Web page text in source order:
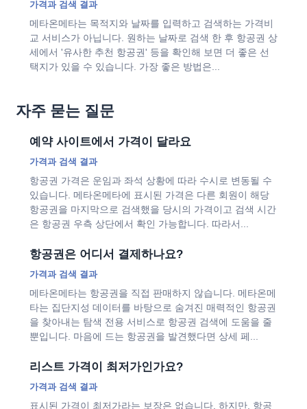
가격과 검색 결과
메타온메타는 목적지와 날짜를 입력하고 검색하는 가격비
교 서비스가 아닙니다. 원하는 날짜로 검색 한 후 항공권 상
세에서 '유사한 추천 항공권' 등을 확인해 보면 더 좋은 선
택지가 있을 수 있습니다. 가장 좋은 방법은...
자주 묻는 질문
예약 사이트에서 가격이 달라요
가격과 검색 결과
항공권 가격은 운임과 좌석 상황에 따라 수시로 변동될 수
있습니다. 메타온메타에 표시된 가격은 다른 회원이 해당
항공권을 마지막으로 검색했을 당시의 가격이고 검색 시간
은 항공권 우측 상단에서 확인 가능합니다. 따라서...
항공권은 어디서 결제하나요?
가격과 검색 결과
메타온메타는 항공권을 직접 판매하지 않습니다. 메타온메
타는 집단지성 데이터를 바탕으로 숨겨진 매력적인 항공권
을 찾아내는 탐색 전용 서비스로 항공권 검색에 도움을 줄
뿐입니다. 마음에 드는 항공권을 발견했다면 상세 페...
리스트 가격이 최저가인가요?
가격과 검색 결과
표시된 가격이 최저가라는 보장은 없습니다. 하지만, 항공